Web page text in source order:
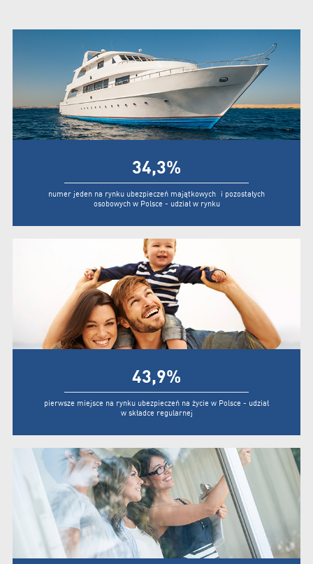
34,3%
numer jeden na rynku ubezpieczeń majątkowych i pozostałych
osobowych w Polsce - udział w rynku
43,9%
pierwsze miejsce na rynku ubezpieczeń na życie w Polsce - udział
w składce regularnej